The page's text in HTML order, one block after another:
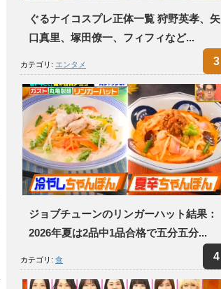
ぐるナイコスプレ正体一覧 狩野英孝、矢
口真里、塚田僚一、フィフィなど...
カテゴリ: エンタメ
ジョブチューンのリンガーハット結果：
2026年夏は2品中1品合格で五分五分...
カテゴリ: 食